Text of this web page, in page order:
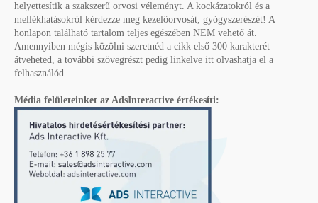
helyettesítik a szakszerű orvosi véleményt. A kockázatokról és a
mellékhatásokról kérdezze meg kezelőorvosát, gyógyszerészét! A
honlapon található tartalom teljes egészében NEM vehető át.
Amennyiben mégis közölni szeretnéd a cikk első 300 karakterét
átveheted, a további szövegrészt pedig linkelve itt olvashatja el a
felhasználód.
Média felületeinket az AdsInteractive értékesíti: